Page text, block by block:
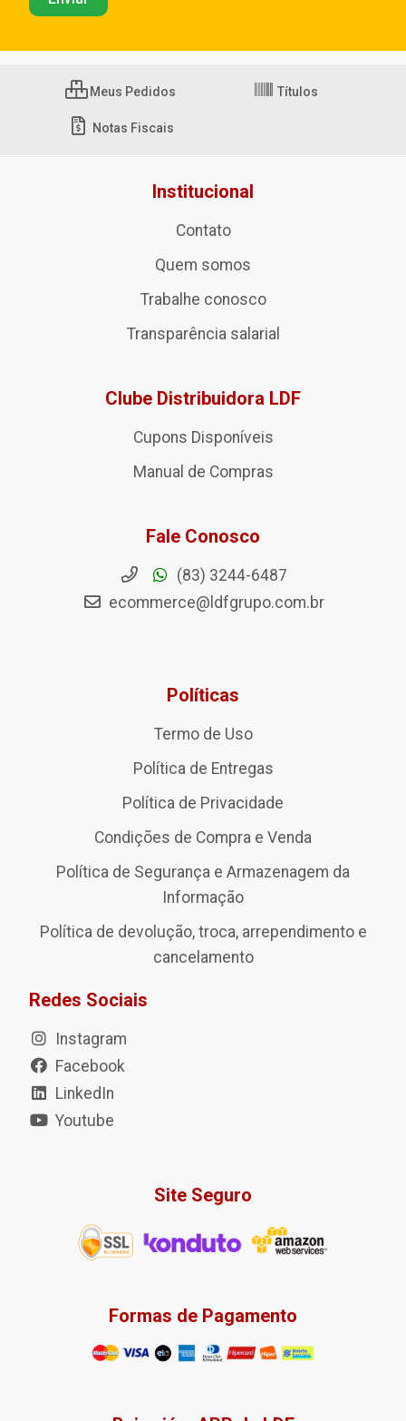
Meus Pedidos Títulos
Notas Fiscais
Institucional
Contato
Quem somos
Trabalhe conosco
Transparência salarial
Clube Distribuidora LDF
Cupons Disponíveis
Manual de Compras
Fale Conosco
(83) 3244-6487
ecommerce@ldfgrupo.com.br
Políticas
Termo de Uso
Política de Entregas
Política de Privacidade
Condições de Compra e Venda
Política de Segurança e Armazenagem da
Informação
Política de devolução, troca, arrependimento e
cancelamento
Redes Sociais
Instagram
Facebook
LinkedIn
Youtube
Site Seguro
Formas de Pagamento